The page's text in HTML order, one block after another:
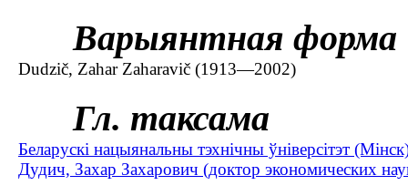
Варыянтная форма
Dudzič, Zahar Zaharavič (1913—2002)
Гл. таксама
Беларускі нацыянальны тэхнічны ўніверсітэт
Дудич, Захар Захарович (доктор экономических